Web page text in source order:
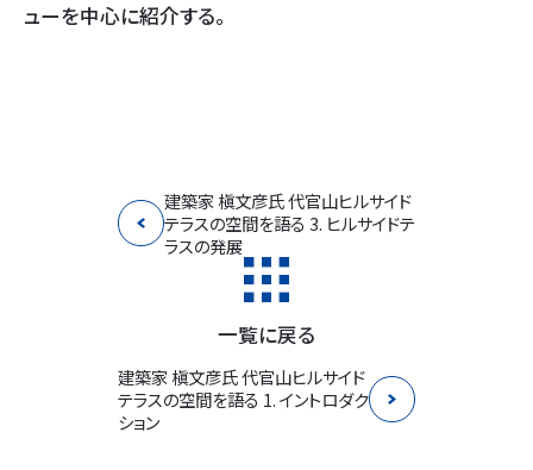
ューを中心に紹介する。
建築家 槇文彦氏 代官山ヒルサイド
テラスの空間を語る 3. ヒルサイドテ
ラスの発展
一覧に戻る
建築家 槇文彦氏 代官山ヒルサイド
テラスの空間を語る 1. イントロダク
ション